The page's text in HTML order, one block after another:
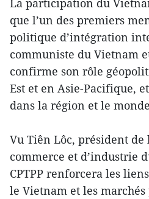
La participation du
que l’un des premiers
politique d’intégration
communiste du Vietnam
confirme son rôle
Est et en Asie-Pacifique,
dans la région et le
Vu Tiên Lôc, président de
commerce et d’industrie
CPTPP renforcera les
le Vietnam et les